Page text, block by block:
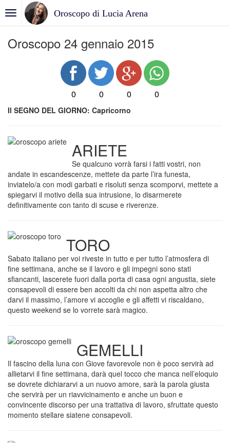
Oroscopo di Lucia Arena
Oroscopo 24 gennaio 2015
0 0 0 0
Il SEGNO DEL GIORNO: Capricorno
ARIETE
Se qualcuno vorrà farsi i fatti vostri, non
andate in escandescenze, mettete da parte l’ira funesta,
inviatelo/a con modi garbati e risoluti senza scomporvi, mettete a
spiegarvi il motivo della sua intrusione, lo disarmerete
definitivamente con tanto di scuse e riverenze.
TORO
Sabato italiano per voi riveste in tutto e per tutto l’atmosfera di
fine settimana, anche se il lavoro e gli impegni sono stati
sfiancanti, lascerete fuori dalla porta di casa ogni angustia, siete
consapevoli di essere ben accolti da chi non aspetta altro che
darvi il massimo, l’amore vi accoglie e gli affetti vi riscaldano,
questo weekend se lo vorrete sarà magico.
GEMELLI
Il fascino della luna con Giove favorevole non è poco servirà ad
allietarvi il fine settimana, darà quel tocco che manca nell’eloquio
se dovrete dichiararvi a un nuovo amore, sarà la parola giusta
che servirà per un riavvicinamento e anche un buon e
convincente discorso per una trattativa di lavoro, sfruttate questo
momento stellare siatene consapevoli.